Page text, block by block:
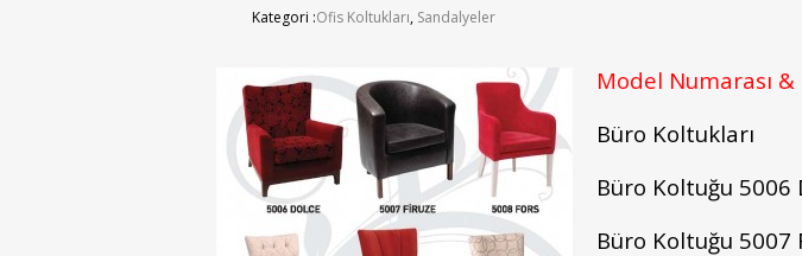
Kategori :Ofis Koltukları, Sandalyeler
Model Numarası
Büro Koltukları
Büro Koltuğu 5006
Büro Koltuğu 5007